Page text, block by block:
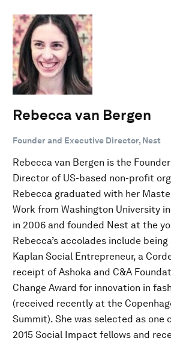
Rebecca van Bergen
Founder and Executive Director, Nest
Rebecca van Bergen is the
Director of US-based non-profit
Rebecca graduated with her
Work from Washington University
in 2006 and founded Nest at the
Rebecca’s accolades include
Kaplan Social Entrepreneur, a
receipt of Ashoka and C&A
Change Award for innovation in
(received recently at the
Summit). She was selected as one
2015 Social Impact fellows and